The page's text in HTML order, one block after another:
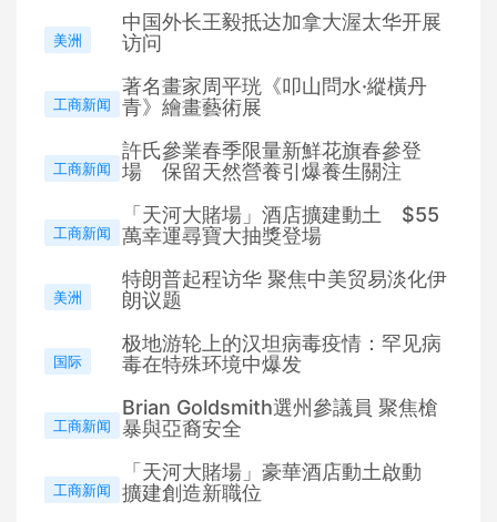
美洲
中国外长王毅抵达加拿大渥太华开展
访问
工商新闻
著名畫家周平珖《叩山問水·縱橫丹
青》繪畫藝術展
工商新闻
許氏參業春季限量新鮮花旗春參登
場 保留天然營養引爆養生關注
工商新闻
「天河大賭場」酒店擴建動土 $55
萬幸運尋寶大抽獎登場
美洲
特朗普起程访华 聚焦中美贸易淡化伊
朗议题
国际
极地游轮上的汉坦病毒疫情：罕见病
毒在特殊环境中爆发
工商新闻
Brian Goldsmith選州參議員 聚焦槍
暴與亞裔安全
工商新闻
「天河大賭場」豪華酒店動土啟動
擴建創造新職位